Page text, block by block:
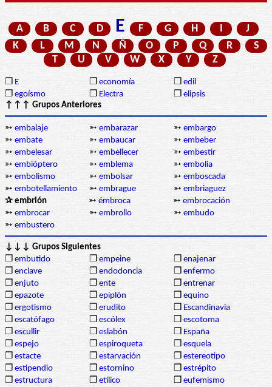
A B C D E F G H
J
K
L M N Ñ O P Q R
S
T
U V W X Y Z
❒ E ❒ economía ❒ edil
❒ egoísmo ❒ Electra ❒ elipsis
↑↑↑ Grupos Anteriores
➳ embalaje ➳ embarazar ➳ embargo
➳ embate ➳ embaucar ➳ embeber
➳ embelesar ➳ embellecer ➳ embestir
➳ embióptero ➳ emblema ➳ embolia
➳ embolismo ➳ embolsar ➳ emboscada
➳ embotellamiento ➳ embrague ➳ embriaguez
✰ embrión
➳ émbroca ➳ embrocación
➳ embrocar ➳ embrollo ➳ embudo
➳ embustero
↓↓↓ Grupos Siguientes
❒ embutido ❒ empeine ❒ enajenar
❒ enclave ❒ endodoncia ❒ enfermo
❒ enjuto ❒ ente ❒ entrenar
❒ epazote ❒ epiplón ❒ equino
❒ ergotismo ❒ erudito ❒ Escandinavia
❒ escatófago ❒ escólex ❒ escotoma
❒ escullir ❒ eslabón ❒ España
❒ espejo ❒ espiroqueta ❒ esquela
❒ estacte ❒ estarvación ❒ estereotipo
❒ estipendio ❒ estornino ❒ estrépito
❒ estructura ❒ etílico ❒ eufemismo